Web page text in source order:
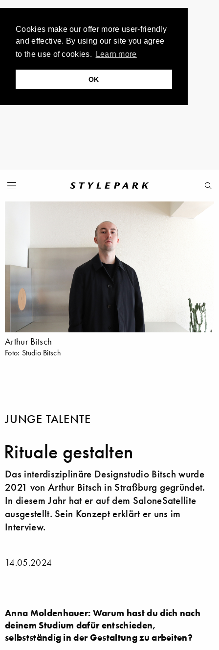
Cookies make our offer more user-friendly
and effective. By using our site you agree
to the use of cookies.
Learn more
OK
Arthur Bitsch
Foto: Studio Bitsch
JUNGE TALENTE
Rituale gestalten
Das interdisziplinäre Designstudio Bitsch wurde
2021 von Arthur Bitsch in Straßburg gegründet.
In diesem Jahr hat er auf dem SaloneSatellite
ausgestellt. Sein Konzept erklärt er uns im
Interview.
14.05.2024
Anna Moldenhauer: Warum hast du dich nach
deinem Studium dafür entschieden,
selbstständig in der Gestaltung zu arbeiten?